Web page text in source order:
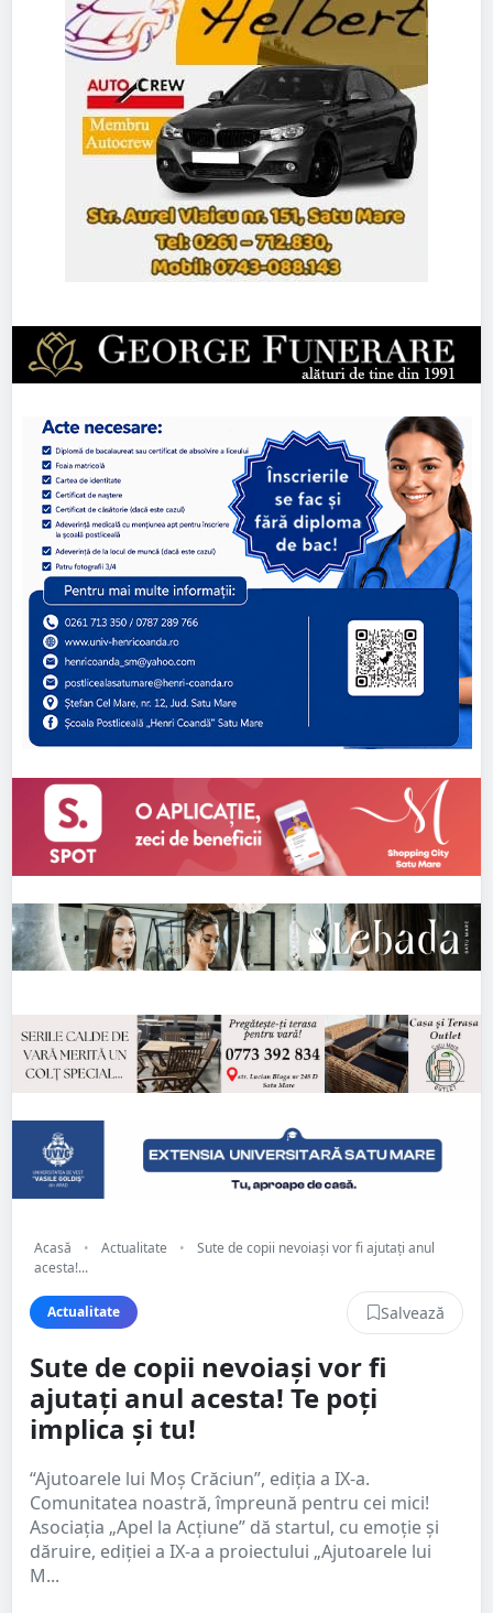
Acasă • Actualitate •
Sute de copii nevoiași vor fi ajutați anul
acesta!...
Actualitate Salvează
Sute de copii nevoiași vor fi
ajutați anul acesta! Te poți
implica și tu!
“Ajutoarele lui Moș Crăciun”, ediția a IX-a.
Comunitatea noastră, împreună pentru cei mici!
Asociația „Apel la Acțiune” dă startul, cu emoție și
dăruire, ediției a IX-a a proiectului „Ajutoarele lui
M...